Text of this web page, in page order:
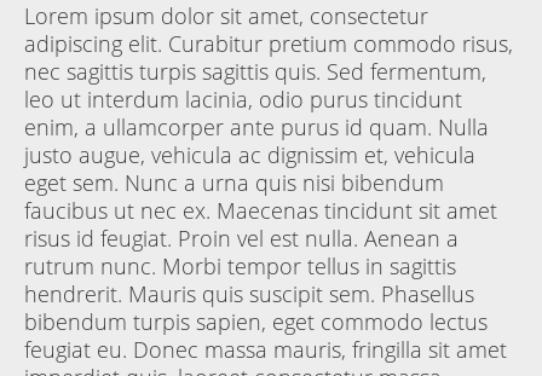
Lorem ipsum dolor sit amet, consectetur
adipiscing elit. Curabitur pretium commodo risus,
nec sagittis turpis sagittis quis. Sed fermentum,
leo ut interdum lacinia, odio purus tincidunt
enim, a ullamcorper ante purus id quam. Nulla
justo augue, vehicula ac dignissim et, vehicula
eget sem. Nunc a urna quis nisi bibendum
faucibus ut nec ex. Maecenas tincidunt sit amet
risus id feugiat. Proin vel est nulla. Aenean a
rutrum nunc. Morbi tempor tellus in sagittis
hendrerit. Mauris quis suscipit sem. Phasellus
bibendum turpis sapien, eget commodo lectus
feugiat eu. Donec massa mauris, fringilla sit amet